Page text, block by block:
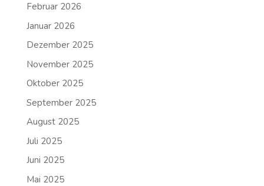
Februar 2026
Januar 2026
Dezember 2025
November 2025
Oktober 2025
September 2025
August 2025
Juli 2025
Juni 2025
Mai 2025